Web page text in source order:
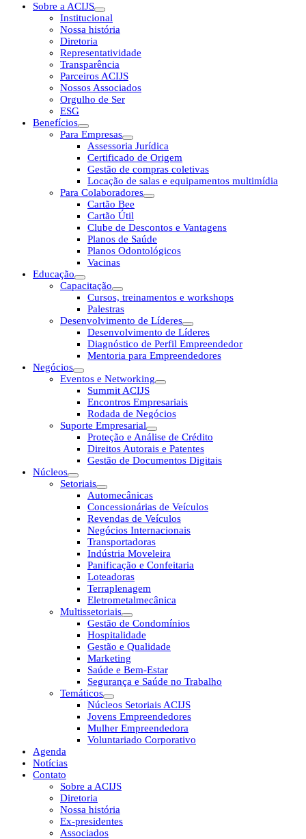
Sobre a ACIJS
Institucional
Nossa história
Diretoria
Representatividade
Transparência
Parceiros ACIJS
Nossos Associados
Orgulho de Ser
ESG
Benefícios
Para Empresas
Assessoria Jurídica
Certificado de Origem
Gestão de compras coletivas
Locação de salas e equipamentos multimídia
Para Colaboradores
Cartão Bee
Cartão Útil
Clube de Descontos e Vantagens
Planos de Saúde
Planos Odontológicos
Vacinas
Educação
Capacitação
Cursos, treinamentos e workshops
Palestras
Desenvolvimento de Líderes
Desenvolvimento de Líderes
Diagnóstico de Perfil Empreendedor
Mentoria para Empreendedores
Negócios
Eventos e Networking
Summit ACIJS
Encontros Empresariais
Rodada de Negócios
Suporte Empresarial
Proteção e Análise de Crédito
Direitos Autorais e Patentes
Gestão de Documentos Digitais
Núcleos
Setoriais
Automecânicas
Concessionárias de Veículos
Revendas de Veículos
Negócios Internacionais
Transportadoras
Indústria Moveleira
Panificação e Confeitaria
Loteadoras
Terraplenagem
Eletrometalmecânica
Multissetoriais
Gestão de Condomínios
Hospitalidade
Gestão e Qualidade
Marketing
Saúde e Bem-Estar
Segurança e Saúde no Trabalho
Temáticos
Núcleos Setoriais ACIJS
Jovens Empreendedores
Mulher Empreendedora
Voluntariado Corporativo
Agenda
Notícias
Contato
Sobre a ACIJS
Diretoria
Nossa história
Ex-presidentes
Associados